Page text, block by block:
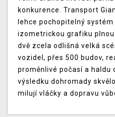
konkurence. Transport
lehce pochopitelný
izometrickou grafiku
dvě zcela odlišná velká
vozidel, přes 500 budov,
proměnlivé počasí a haldu
výsledku dohromady
milují vláčky a dopravu